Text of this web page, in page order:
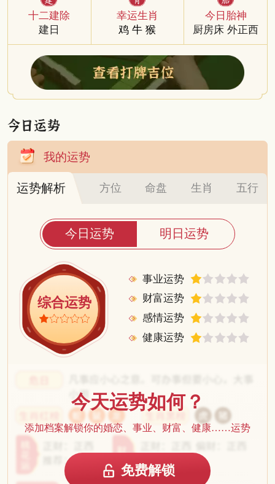
十二建除
建日
幸运生肖
鸡 牛 猴
今日胎神
厨房床 外正西
我的运势
运势解析 方位 命盘 生肖 五行
今日运势 明日运势
综合运势
事业运势
财富运势
感情运势
健康运势
今天运势如何？
添加档案解锁你的婚恋、事业、财富、健康……运势
免费解锁